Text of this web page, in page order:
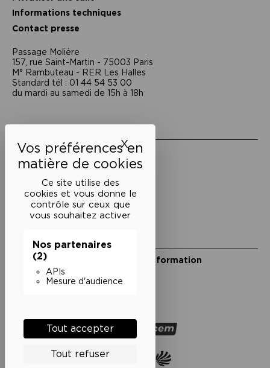
Ce site utilise des
cookies et vous donne le
contrôle sur ceux que
vous souhaitez activer
Nos partenaires
(2)
APIs
Mesure d'audience
Tout accepter
Tout refuser
XMasquer le bandeau des
Informations techniques
Contact presse
Passage Moliėre
157, rue Saint-Martin - 75003 Paris
M° Rambuteau - RER Les Halles
Standard tél : 01 44 54 53 00
du mardi au samedi de 15h à 18h
Mentions légales
Politique de confidentialité
Conditions générales de vente
Cookies
Restons en lien
Inscrivez-vous à notre lettre d’information
Suivez-nous sur les réseaux